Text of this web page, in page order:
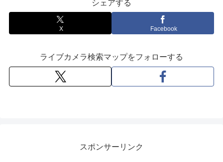
シェアする
X Facebook
ライブカメラ検索マップをフォローする
スポンサーリンク